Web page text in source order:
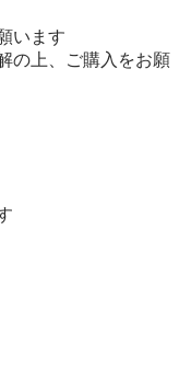
います
の上、ご購入をお願